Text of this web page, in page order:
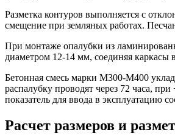
Разметка контуров выполняется с
смещение при земляных работах.
При монтаже опалубки из
диаметром 12-14 мм, соединяя каркасы
Бетонная смесь марки М300-М400
распалубку проводят через 72 часа,
показатель для ввода в эксплуатацию
Расчет размеров и